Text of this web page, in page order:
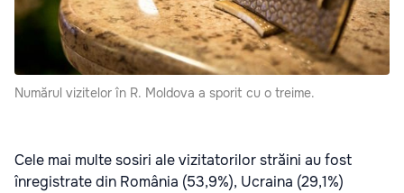
Numărul vizitelor în R. Moldova a sporit cu o treime.
Cele mai multe sosiri ale vizitatorilor străini au fost
înregistrate din România (53,9%), Ucraina (29,1%)